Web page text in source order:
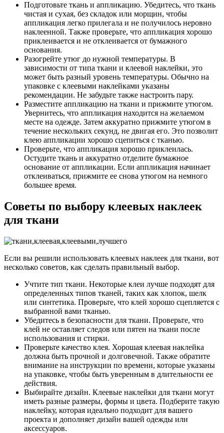
Подготовьте ткань и аппликацию. Убедитесь, что ткань
чистая и сухая, без складок или морщин, чтобы
аппликация легко прилегала и не получилось неровно
наклеенной. Также проверьте, что аппликация хорошо
приклеивается и не отклеивается от бумажного
основания.
Разогрейте утюг до нужной температуры. В
зависимости от типа ткани и клеевой наклейки, это
может быть разный уровень температуры. Обычно на
упаковке с клеевыми наклейками указаны
рекомендации. Не забудьте также настроить пару.
Разместите аппликацию на ткани и прижмите утюгом.
Увернитесь, что аппликация находится на желаемом
месте на одежде. Затем аккуратно прижмите утюгом в
течение нескольких секунд, не двигая его. Это позволит
клею аппликации хорошо сцепиться с тканью.
Проверьте, что аппликация хорошо приклеилась.
Остудите ткань и аккуратно отделите бумажное
основание от аппликации. Если аппликация начинает
отклеиваться, прижмите ее снова утюгом на немного
большее время.
Советы по выбору клеевых наклеек
для ткани
Если вы решили использовать клеевых наклеек для ткани, вот
несколько советов, как сделать правильный выбор.
Учтите тип ткани. Некоторые клеи лучше подходят для
определенных типов тканей, таких как хлопок, шелк
или синтетика. Проверьте, что клей хорошо сцепляется с
выбранной вами тканью.
Убедитесь в безопасности для ткани. Проверьте, что
клей не оставляет следов или пятен на ткани после
использования и стирки.
Проверьте качество клея. Хорошая клеевая наклейка
должна быть прочной и долговечной. Также обратите
внимание на инструкции по времени, которые указаны
на упаковке, чтобы быть уверенным в длительности ее
действия.
Выбирайте дизайн. Клеевые наклейки для ткани могут
иметь разные размеры, формы и цвета. Подберите такую
наклейку, которая идеально подходит для вашего
проекта и дополняет дизайн вашей одежды или
аксессуаров.